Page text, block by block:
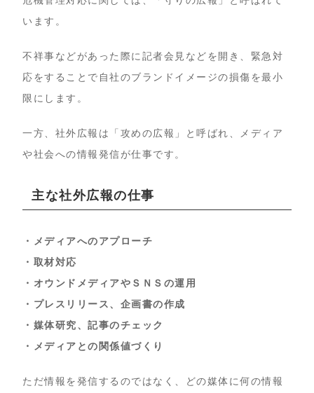
います。
不祥事などがあった際に記者会見などを開き、緊急対
応をすることで自社のブランドイメージの損傷を最小
限にします。
一方、社外広報は「攻めの広報」と呼ばれ、メディア
や社会への情報発信が仕事です。
主な社外広報の仕事
・メディアへのアプローチ
・取材対応
・オウンドメディアやＳＮＳの運用
・プレスリリース、企画書の作成
・媒体研究、記事のチェック
・メディアとの関係値づくり
ただ情報を発信するのではなく、どの媒体に何の情報